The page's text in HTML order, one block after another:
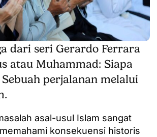
dari seri Gerardo Ferrara
atau Muhammad: Siapa
perjalanan melalui
asal-usul Islam sangat
konsekuensi historis